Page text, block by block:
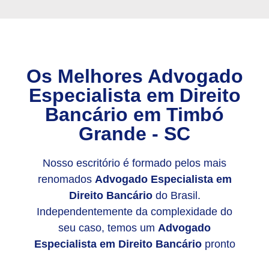
Os Melhores Advogado
Especialista em Direito
Bancário em Timbó
Grande - SC
Nosso escritório é formado pelos mais
renomados Advogado Especialista em
Direito Bancáriodo Brasil.
Independentemente da complexidade do
seu caso, temos um Advogado
Especialista em Direito Bancáriopronto